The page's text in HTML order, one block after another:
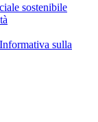
sostenibile
Informativa sulla